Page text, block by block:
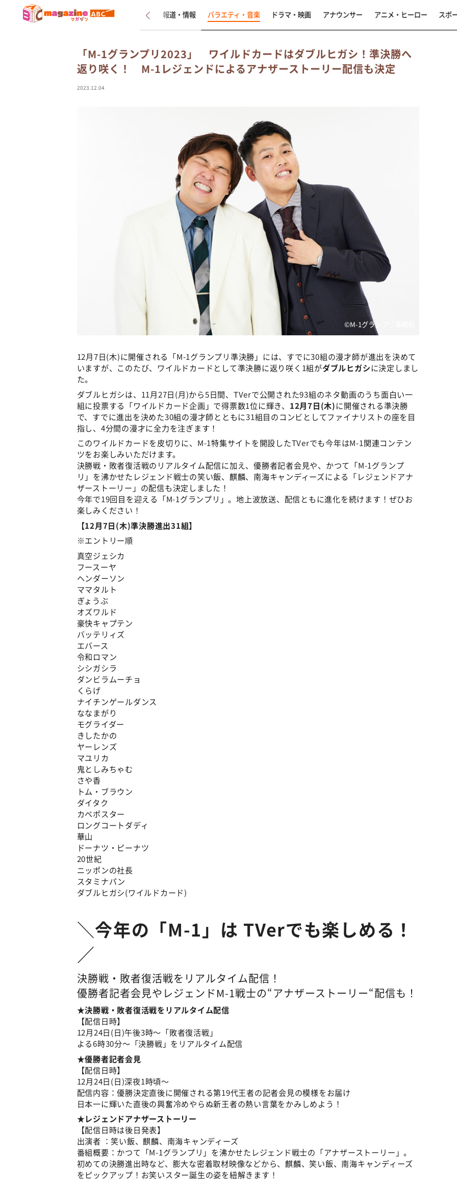
新着 インタビュー 報道・情報 バラエティ・音楽 ドラマ・映画 アナウンサー アニメ・ヒーロー スポ
「M-1グランプリ2023」 ワイルドカードはダブルヒガシ！準決勝へ
返り咲く！ M-1レジェンドによるアナザーストーリー配信も決定
2023.12.04
©M-1グランプリ事務局
12月7日(木)に開催される「M-1グランプリ準決勝」には、すでに30組の漫才師が進出を決めて
いますが、このたび、ワイルドカードとして準決勝に返り咲く1組がダブルヒガシに決定しまし
た。
ダブルヒガシは、11月27日(月)から5日間、TVerで公開された93組のネタ動画のうち面白い一
組に投票する「ワイルドカード企画」で得票数1位に輝き、 12月7日(木)に開催される準決勝
で、すでに進出を決めた30組の漫才師とともに31組目のコンビとしてファイナリストの座を目
指し、4分間の漫才に全力を注ぎます！
このワイルドカードを皮切りに、M-1特集サイトを開設したTVerでも今年はM-1関連コンテン
ツをお楽しみいただけます。
決勝戦・敗者復活戦のリアルタイム配信に加え、優勝者記者会見や、かつて「M-1グランプ
リ」を沸かせたレジェンド戦士の笑い飯、麒麟、南海キャンディーズによる「レジェンドアナ
ザーストーリー」の配信も決定しました！
今年で19回目を迎える「M-1グランプリ」。地上波放送、配信ともに進化を続けます！ぜひお
楽しみください！
【12月7日(木)準決勝進出31組】
※エントリー順
真空ジェシカ
フースーヤ
ヘンダーソン
ママタルト
ぎょうぶ
オズワルド
豪快キャプテン
バッテリィズ
エバース
令和ロマン
シシガシラ
ダンビラムーチョ
くらげ
ナイチンゲールダンス
ななまがり
モグライダー
きしたかの
ヤーレンズ
マユリカ
鬼としみちゃむ
さや香
トム・ブラウン
ダイタク
カベポスター
ロングコートダディ
華山
ドーナツ・ピーナツ
20世紀
ニッポンの社長
スタミナパン
ダブルヒガシ(ワイルドカード)
＼今年の「M-1」は TVerでも楽しめる！
／
決勝戦・敗者復活戦をリアルタイム配信！
優勝者記者会見やレジェンドM-1戦士の“アナザーストーリー“配信も！
★決勝戦・敗者復活戦をリアルタイム配信
【配信日時】
12月24日(日)午後3時～「敗者復活戦」
よる6時30分～「決勝戦」をリアルタイム配信
★優勝者記者会見
【配信日時】
12月24日(日)深夜1時頃～
配信内容：優勝決定直後に開催される第19代王者の記者会見の模様をお届け
日本一に輝いた直後の興奮冷めやらぬ新王者の熱い言葉をかみしめよう！
★レジェンドアナザーストーリー
【配信日時は後日発表】
出演者 ：笑い飯、麒麟、南海キャンディーズ
番組概要：かつて「M-1グランプリ」を沸かせたレジェンド戦士の「アナザーストーリー」。
初めての決勝進出時など、膨大な密着取材映像などから、麒麟、笑い飯、南海キャンディーズ
をピックアップ！お笑いスター誕生の姿を紐解きます！